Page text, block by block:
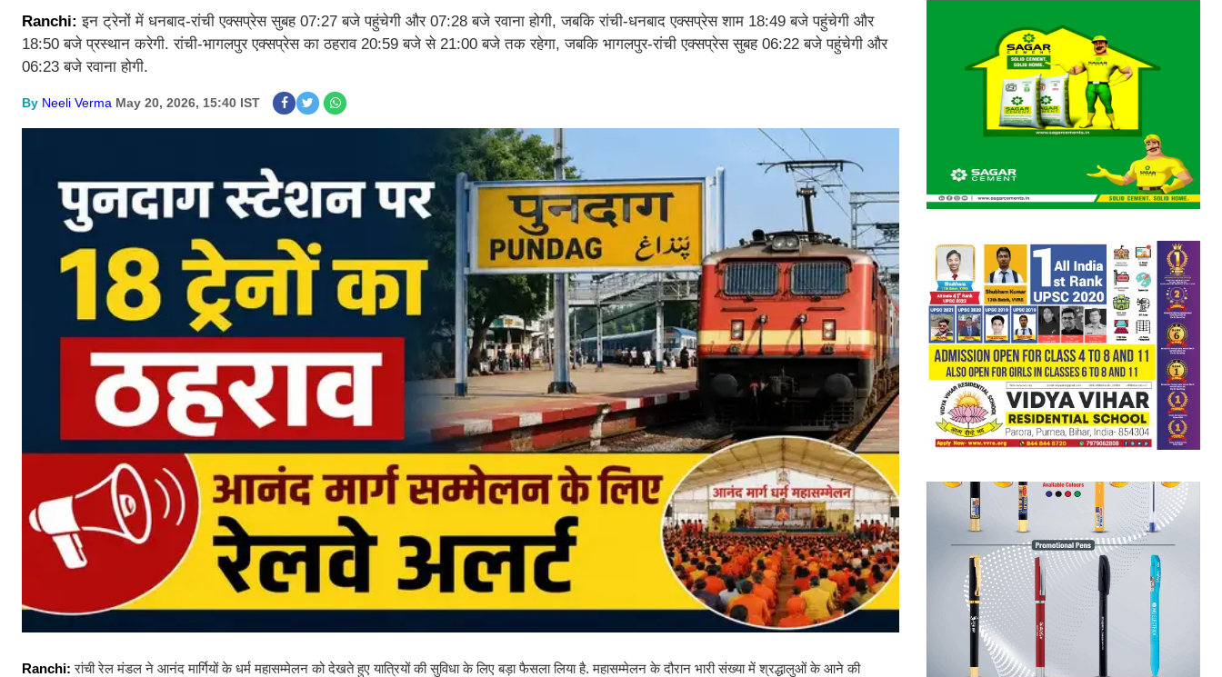
Ranchi:इन ट्रेनों में धनबाद-रांची एक्सप्रेस सुबह 07:27 बजे पहुंचेगी और 07:28 बजे रवाना होगी, जबकि रांची-धनबाद एक्सप्रेस शाम 18:49 बजे पहुंचेगी और
18:50 बजे प्रस्थान करेगी. रांची-भागलपुर एक्सप्रेस का ठहराव 20:59 बजे से 21:00 बजे तक रहेगा, जबकि भागलपुर-रांची एक्सप्रेस सुबह 06:22 बजे पहुंचेगी और
06:23 बजे रवाना होगी.
By Neeli Verma May 20, 2026, 15:40 IST
Ranchi:रांची रेल मंडल ने आनंद मार्गियों के धर्म महासम्मेलन को देखते हुए यात्रियों की सुविधा के लिए बड़ा फैसला लिया है. महासम्मेलन के दौरान भारी संख्या में श्रद्धालुओं के आने की